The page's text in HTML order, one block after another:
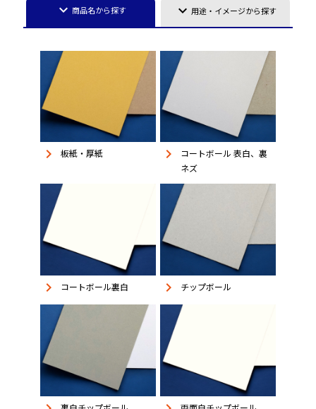
keyboard_arrow_down 商品名から探す keyboard_arrow_down用途・イメージから探す
keyboard_arrow_right 板紙・厚紙 keyboard_arrow_right
コートボール 表白、裏
ネズ
keyboard_arrow_right コートボール裏白 keyboard_arrow_right チップボール